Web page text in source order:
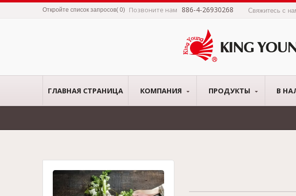
Откройте список запросов( 0) Позвоните нам 886-4-26930268 Свяжитесь с
ГЛАВНАЯ СТРАНИЦА КОМПАНИЯ ПРОДУКТЫ В